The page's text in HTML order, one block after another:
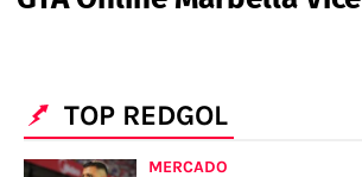
PALESTINO
CAMPEONATO NACIONAL
PRONÓSTICOS
COPA SUDAMERICANA
CHILENOS POR EL MUNDO
ALEXIS SANCHEZ
MERCADO DE FICHAJES
TENIS
TOP REDGOL
MERCADO